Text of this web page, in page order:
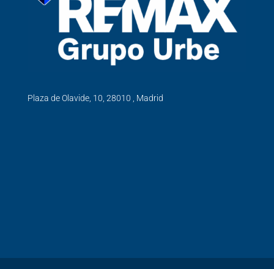
Plaza de Olavide, 10, 28010 , Madrid